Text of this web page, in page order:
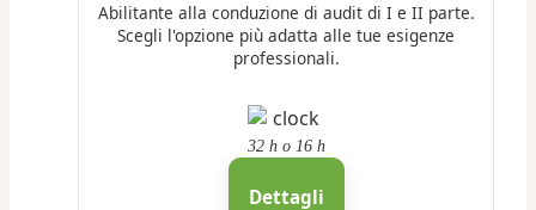
Abilitante alla conduzione di audit di I e II parte.
Scegli l'opzione più adatta alle tue esigenze
professionali.
32 ho 16 h
Dettagli